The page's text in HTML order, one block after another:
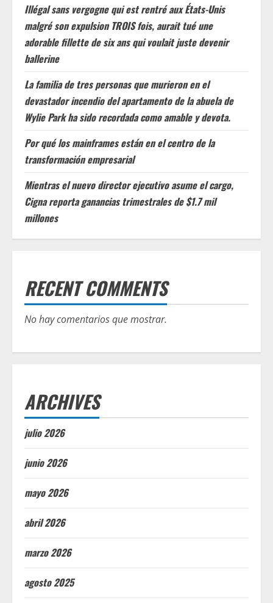
Illégal sans vergogne qui est rentré aux États-Unis
malgré son expulsion TROIS fois, aurait tué une
adorable fillette de six ans qui voulait juste devenir
ballerine
La familia de tres personas que murieron en el
devastador incendio del apartamento de la abuela de
Wylie Park ha sido recordada como amable y devota.
Por qué los mainframes están en el centro de la
transformación empresarial
Mientras el nuevo director ejecutivo asume el cargo,
Cigna reporta ganancias trimestrales de $1.7 mil
millones
RECENT COMMENTS
No hay comentarios que mostrar.
ARCHIVES
julio 2026
junio 2026
mayo 2026
abril 2026
marzo 2026
agosto 2025